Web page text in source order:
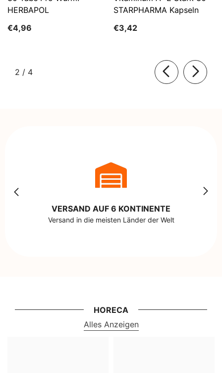
HERBAPOL
€4,96
STARPHARMA Kapseln
€3,42
2 / von
4
VERSAND AUF 6 KONTINENTE
Versand in die meisten Länder der Welt
HORECA
Alles Anzeigen